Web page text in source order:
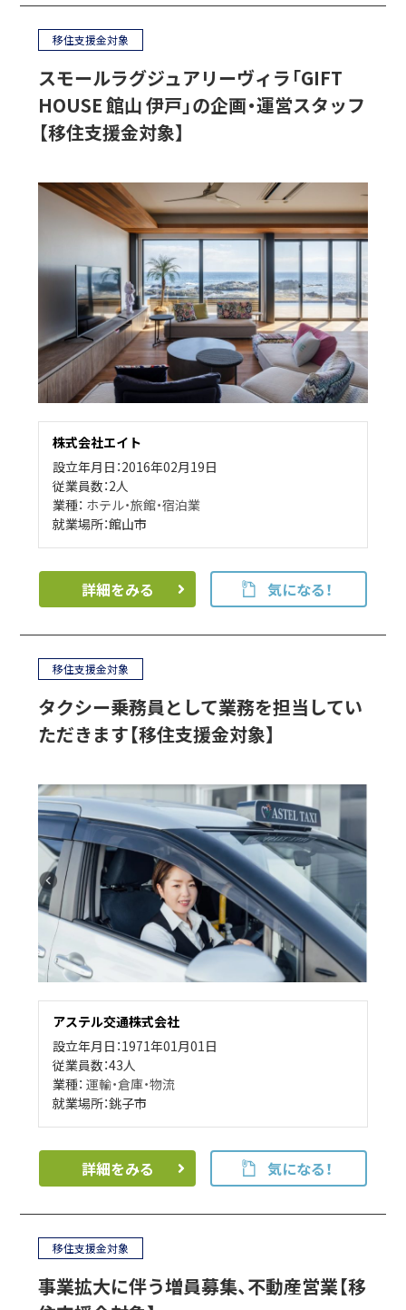
移住支援金対象
スモールラグジュアリーヴィラ「GIFT
HOUSE 館山 伊戸」の企画・運営スタッフ
【移住支援金対象】
株式会社エイト
設立年月日：2016年02月19日
従業員数：2人
業種： ホテル・旅館・宿泊業
就業場所：館山市
詳細をみる 気になる！
移住支援金対象
タクシー乗務員として業務を担当してい
ただきます【移住支援金対象】
アステル交通株式会社
設立年月日：1971年01月01日
従業員数：43人
業種：運輸・倉庫・物流
就業場所：銚子市
詳細をみる 気になる！
移住支援金対象
事業拡大に伴う増員募集、不動産営業【移